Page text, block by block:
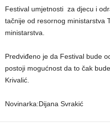
Festival umjetnosti za djecu i
tačnije od resornog ministarstva
ministarstva.
Predviđeno je da Festival bude
postoji mogućnost da to čak
Krivalić.
Novinarka:Dijana Svrakić